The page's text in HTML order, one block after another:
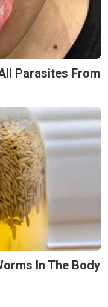
Parasites From
In The Body